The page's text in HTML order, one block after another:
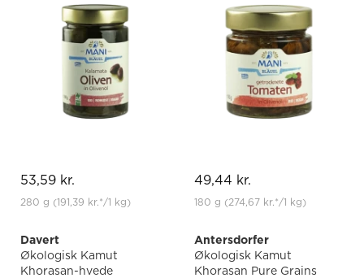
53,59 kr.
280 g (191,39 kr.*/1 kg)
49,44 kr.
180 g (274,67 kr.*/1 kg)
Davert
Økologisk Kamut
Khorasan-hvede
Antersdorfer
Økologisk Kamut
Khorasan Pure Grains